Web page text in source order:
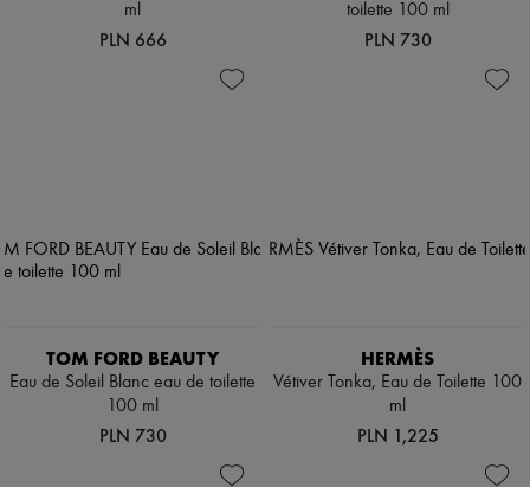
ml
PLN 666
toilette 100 ml
PLN 730
TOM FORD BEAUTY
Eau de Soleil Blanc eau de toilette
100 ml
PLN 730
HERMÈS
Vétiver Tonka, Eau de Toilette 100
ml
PLN 1,225